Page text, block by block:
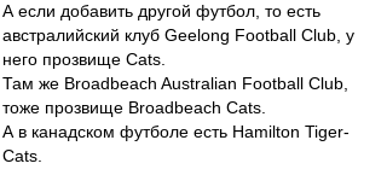
А если добавить другой футбол, то есть
австралийский клуб Geelong Football Club, у
него прозвище Cats.
Там же Broadbeach Australian Football Club,
тоже прозвище Broadbeach Cats.
А в канадском футболе есть Hamilton Tiger-
Cats.